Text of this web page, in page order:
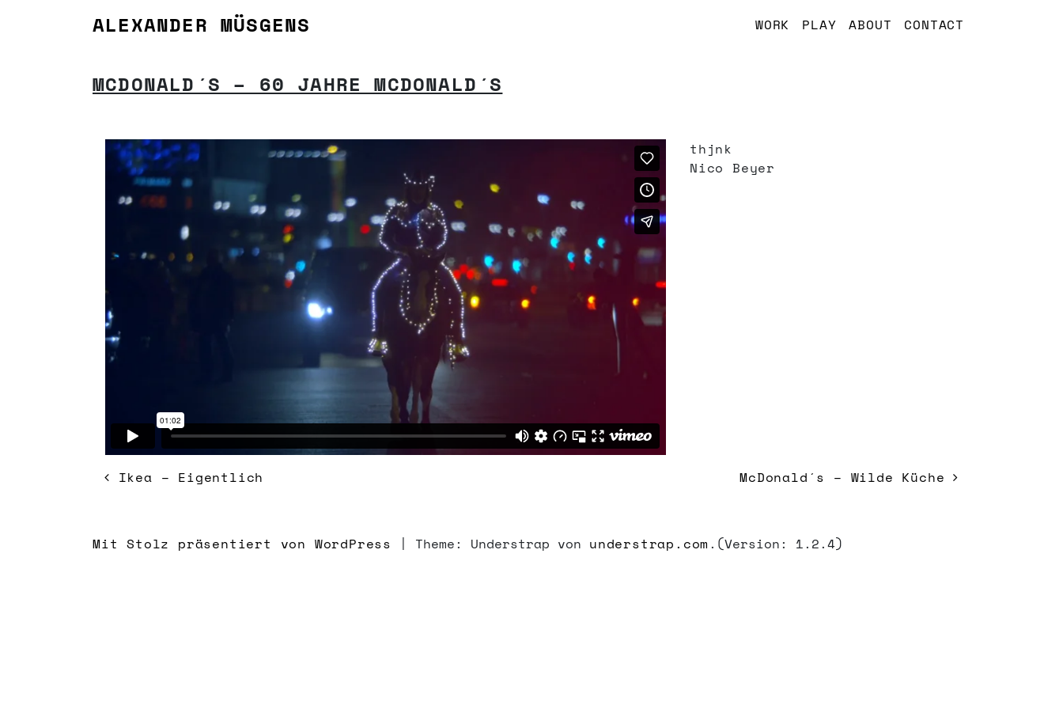
HAUPTNAVIGATION
ALEXANDER MÜSGENS WORK PLAY ABOUT CONTACT
MCDONALD´S – 60 JAHRE MCDONALD´S
thjnk
Nico Beyer
BEITRAGSNAVIGATION
Ikea – Eigentlich McDonald´s – Wilde Küche
Mit Stolz präsentiert von WordPress | Theme: Understrap von understrap.com .(Version: 1.2.4)